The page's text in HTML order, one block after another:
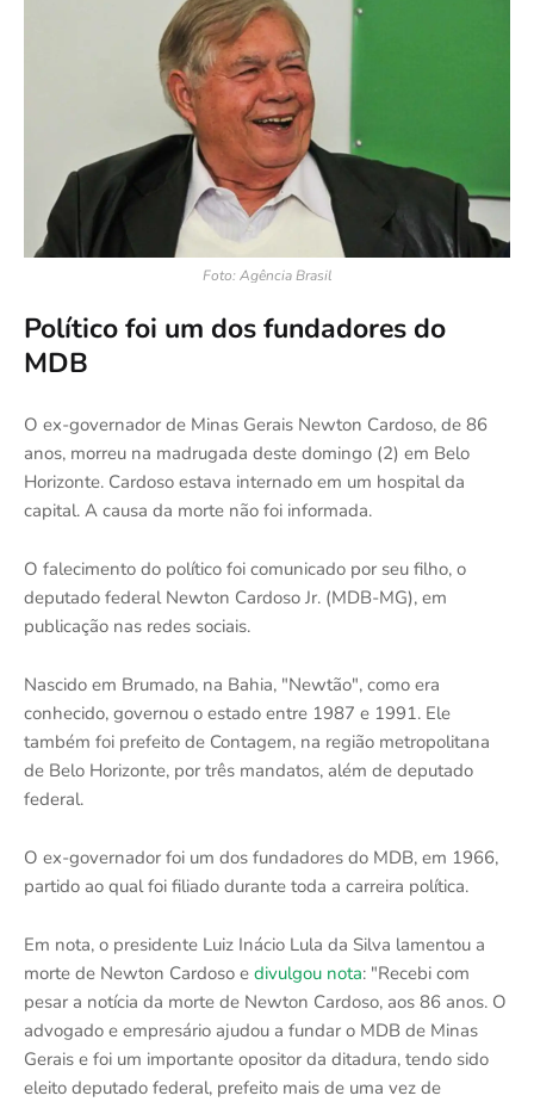
Foto: Agência Brasil
Político foi um dos fundadores do
MDB
O ex-governador de Minas Gerais Newton Cardoso, de 86
anos, morreu na madrugada deste domingo (2) em Belo
Horizonte. Cardoso estava internado em um hospital da
capital. A causa da morte não foi informada.
O falecimento do político foi comunicado por seu filho, o
deputado federal Newton Cardoso Jr. (MDB-MG), em
publicação nas redes sociais.
Nascido em Brumado, na Bahia, "Newtão", como era
conhecido, governou o estado entre 1987 e 1991. Ele
também foi prefeito de Contagem, na região metropolitana
de Belo Horizonte, por três mandatos, além de deputado
federal.
O ex-governador foi um dos fundadores do MDB, em 1966,
partido ao qual foi filiado durante toda a carreira política.
Em nota, o presidente Luiz Inácio Lula da Silva lamentou a
morte de Newton Cardoso e divulgou nota: "Recebi com
pesar a notícia da morte de Newton Cardoso, aos 86 anos. O
advogado e empresário ajudou a fundar o MDB de Minas
Gerais e foi um importante opositor da ditadura, tendo sido
eleito deputado federal, prefeito mais de uma vez de